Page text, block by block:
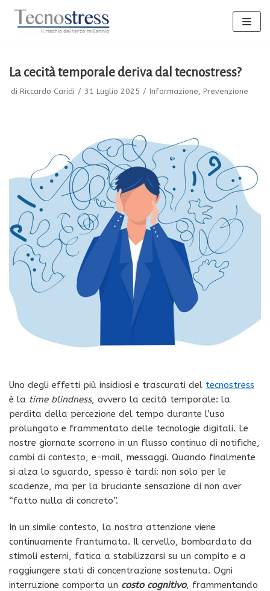
La cecità temporale deriva dal tecnostress?
di Riccardo Caridi 31 Luglio 2025 Informazione Prevenzione
Uno degli effetti più insidiosi e trascurati del tecnostress
è la time blindness, ovvero la cecità temporale: la
perdita della percezione del tempo durante l’uso
prolungato e frammentato delle tecnologie digitali. Le
nostre giornate scorrono in un flusso continuo di notifiche,
cambi di contesto, e-mail, messaggi. Quando finalmente
si alza lo sguardo, spesso è tardi: non solo per le
scadenze, ma per la bruciante sensazione di non aver
“fatto nulla di concreto”.
In un simile contesto, la nostra attenzione viene
continuamente frantumata. Il cervello, bombardato da
stimoli esterni, fatica a stabilizzarsi su un compito e a
raggiungere stati di concentrazione sostenuta. Ogni
interruzione comporta un costo cognitivo, frammentando